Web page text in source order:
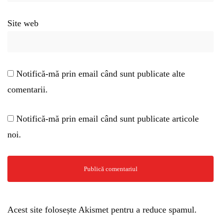
Site web
Notifică-mă prin email când sunt publicate alte
comentarii.
Notifică-mă prin email când sunt publicate articole
noi.
Acest site folosește Akismet pentru a reduce spamul.